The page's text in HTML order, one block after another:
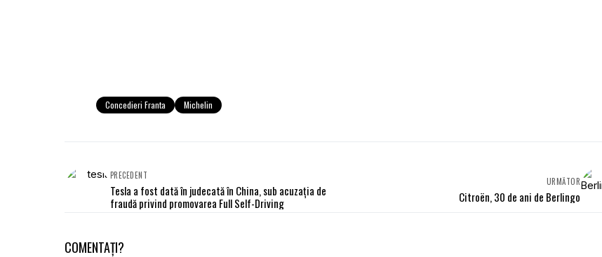
Concedieri Franta Michelin
PRECEDENT
Tesla a fost dată în judecată în China, sub acuzația de
fraudă privind promovarea Full Self-Driving
URMĂTOR
Citroën, 30 de ani de Berlingo
COMENTAȚI?